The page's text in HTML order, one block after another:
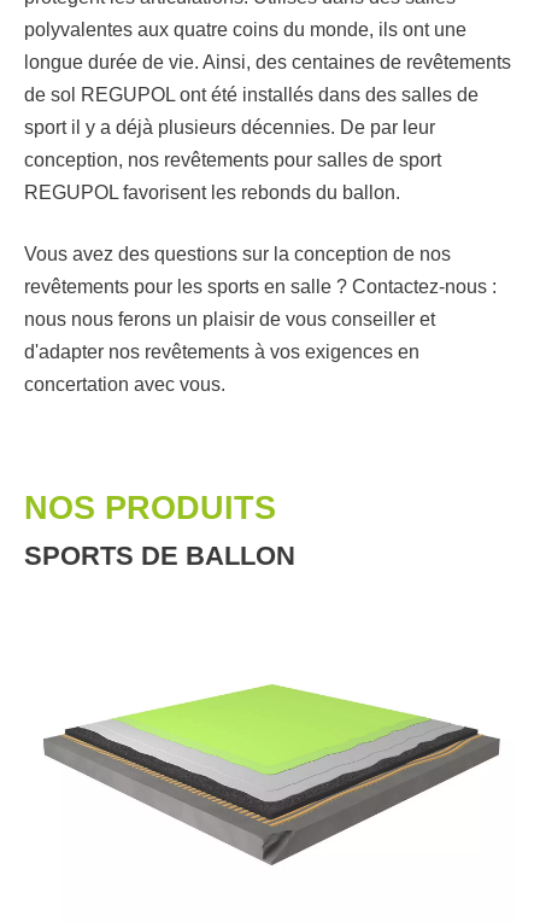
polyvalentes aux quatre coins du monde, ils ont une
longue durée de vie. Ainsi, des centaines de revêtements
de sol REGUPOL ont été installés dans des salles de
sport il y a déjà plusieurs décennies. De par leur
conception, nos revêtements pour salles de sport
REGUPOL favorisent les rebonds du ballon.
Vous avez des questions sur la conception de nos
revêtements pour les sports en salle ? Contactez-nous :
nous nous ferons un plaisir de vous conseiller et
d'adapter nos revêtements à vos exigences en
concertation avec vous.
NOS PRODUITS
SPORTS DE BALLON